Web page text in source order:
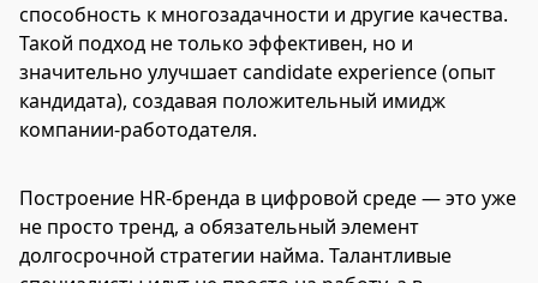
способность к многозадачности и другие качества.
Такой подход не только эффективен, но и
значительно улучшает candidate experience (опыт
кандидата), создавая положительный имидж
компании-работодателя.
Построение HR-бренда в цифровой среде — это уже
не просто тренд, а обязательный элемент
долгосрочной стратегии найма. Талантливые